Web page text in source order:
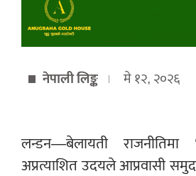
नेपाली लिङ्क मे १२, २०२६
लन्डन—बेलायती
अप्रत्याशित उदयले आप्रवासी